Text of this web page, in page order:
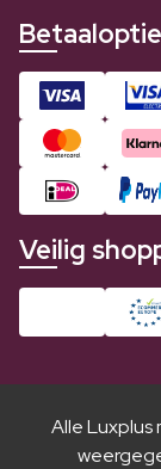
Veilig
Alle Luxplus